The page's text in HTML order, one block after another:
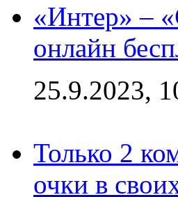
«Интер» –
онлайн
25.9.2023,
Только 2
очки в